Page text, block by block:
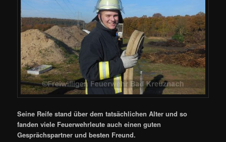
Seine Reife stand über dem tatsächlichen Alter und so
fanden viele Feuerwehrleute auch einen guten
Gesprächspartner und besten Freund.